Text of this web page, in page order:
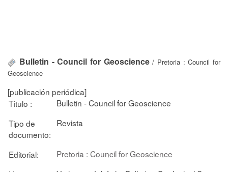
Bulletin - Council for Geoscience/ Pretoria : Council for
Geoscience
[publicación periódica]
Título :
Bulletin - Council for Geoscience
Tipo de
documento:
Revista
Editorial:
Pretoria : Council for Geoscience